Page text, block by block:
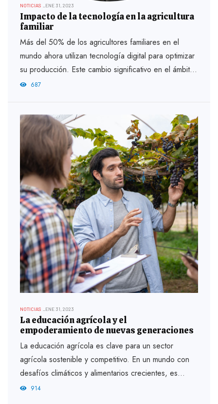
NOTICIAS ENE 31, 2023
Impacto de la tecnología en la agricultura
familiar
Más del 50% de los agricultores familiares en el
mundo ahora utilizan tecnología digital para optimizar
su producción. Este cambio significativo en el ámbito
agrícola subraya la importancia de la...
687
NOTICIAS ENE 31, 2023
La educación agrícola y el
empoderamiento de nuevas generaciones
La educación agrícola es clave para un sector
agrícola sostenible y competitivo. En un mundo con
desafíos climáticos y alimentarios crecientes, es
esencial que las nuevas generaciones de...
914